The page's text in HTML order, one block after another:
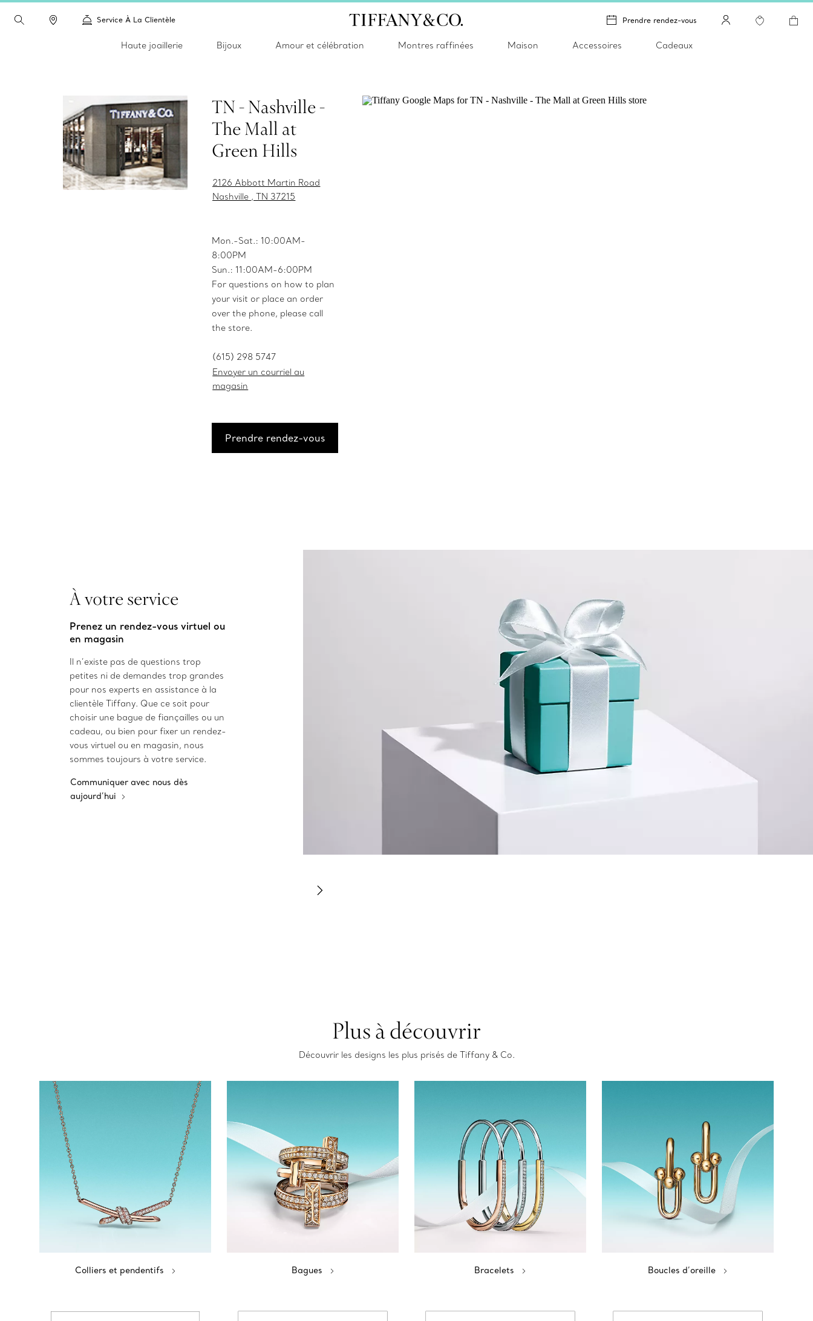
Service À La Clientèle Prendre rendez-vous
Haute joaillerie Bijoux Amour et célébration Montres raffinées Maison Accessoires Cadeaux
TN - Nashville -
The Mall at
Green Hills
2126 Abbott Martin Road
Nashville , TN 37215
Mon.-Sat.: 10:00AM-
8:00PM
Sun.: 11:00AM-6:00PM
For questions on how to plan
your visit or place an order
over the phone, please call
the store.
(615) 298 5747
Envoyer un courriel au
magasin
Prendre rendez-vous
À votre service
Prenez un rendez-vous virtuel ou
en magasin
Il n’existe pas de questions trop
petites ni de demandes trop grandes
pour nos experts en assistance à la
clientèle Tiffany. Que ce soit pour
choisir une bague de fiançailles ou un
cadeau, ou bien pour fixer un rendez-
vous virtuel ou en magasin, nous
sommes toujours à votre service.
Communiquer avec nous dès
aujourd’hui
Plus à découvrir
Découvrir les designs les plus prisés de Tiffany & Co.
Colliers et pendentifs Bagues Bracelets Boucles d’oreille